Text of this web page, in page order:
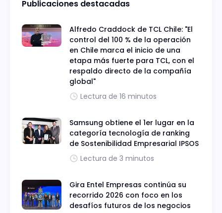
Publicaciones destacadas
Alfredo Craddock de TCL Chile: "El
control del 100 % de la operación
en Chile marca el inicio de una
etapa más fuerte para TCL, con el
respaldo directo de la compañía
global"
Lectura de 16 minutos
Samsung obtiene el 1er lugar en la
categoría tecnología de ranking
de Sostenibilidad Empresarial IPSOS
Lectura de 3 minutos
Gira Entel Empresas continúa su
recorrido 2026 con foco en los
desafíos futuros de los negocios